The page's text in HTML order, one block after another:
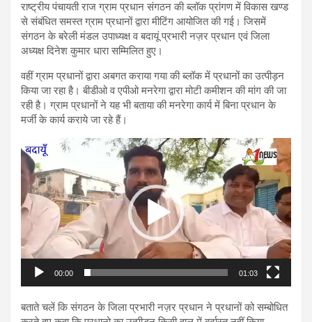
राष्ट्रीय पंचायती राज ग्राम प्रधान संगठन की ब्लॉक प्रांगण में विकास खण्ड
से संबंधित समस्त ग्राम प्रधानों द्वारा मीटिंग आयोजित की गई। जिसमें
संगठन के बरेली मंडल उपाध्यक्ष व बदायूं प्रभारी नज़र प्रधान एवं जिला
अध्यक्ष दिनेश कुमार धारा सम्मिलित हुए।
वहीं ग्राम प्रधानों द्वारा अबगत कराया गया की ब्लॉक में प्रधानों का उत्पीड़न
किया जा रहा है। बीडीओ व एपीओ मनरेगा द्वारा मोटी कमीशन की मांग की जा
रही है। ग्राम प्रधानों ने यह भी बताया की मनरेगा कार्य में बिना प्रधान के
मर्जी के कार्य कराये जा रहे हैं।
Video
Player
00:00 01:03
बताते चलें कि संगठन के जिला प्रभारी नज़र प्रधान ने प्रधानों को सम्बोधित